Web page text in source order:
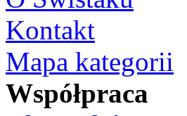
Kontakt
Mapa kategorii
Współpraca